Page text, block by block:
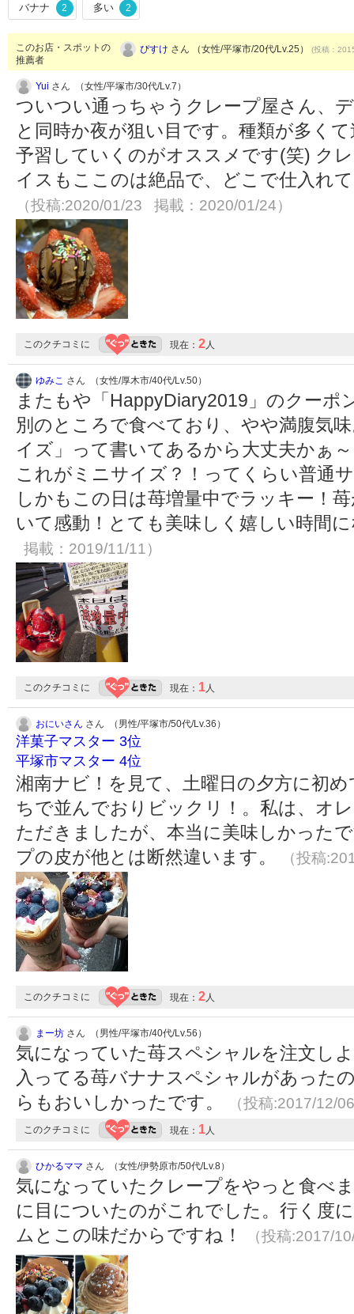
バナナ 2 多い 2
このお店・スポットの
推薦者
ぴすけ さん （女性/平塚市/20代/Lv.25） (投稿：
Yui さん （女性/平塚市/30代/Lv.7）
ついつい通っちゃうクレープ屋さん、
と同時か夜が狙い目です。種類が多く
予習していくのがオススメです(笑) ク
イスもここのは絶品で、どこで仕入れ
（投稿:2020/01/23 掲載：2020/01/24）
このクチコミに 現在： 2人
ゆみこ さん （女性/厚木市/40代/Lv.50）
またもや「HappyDiary2019」のクーポ
別のところで食べており、やや満腹気
イズ」って書いてあるから大丈夫かぁ
これがミニサイズ？！ってくらい普通
しかもこの日は苺増量中でラッキー！
いて感動！とても美味しく嬉しい時間
掲載：2019/11/11）
このクチコミに 現在： 1人
おにいさん さん （男性/平塚市/50代/Lv.36）
洋菓子マスター 3位
平塚市マスター 4位
湘南ナビ！を見て、土曜日の夕方に初
ちで並んでおりビックリ！。私は、オ
ただきましたが、本当に美味しかった
プの皮が他とは断然違います。
（投稿
このクチコミに 現在： 2人
まー坊 さん （男性/平塚市/40代/Lv.56）
気になっていた苺スペシャルを注文し
入ってる苺バナナスペシャルがあった
らもおいしかったです。
（投稿:2017/12/
このクチコミに 現在： 1人
ひかるママ さん （女性/伊勢原市/50代/Lv.8）
気になっていたクレープをやっと食べ
に目についたのがこれでした。行く度
ムとこの味だからですね！
（投稿:2017/